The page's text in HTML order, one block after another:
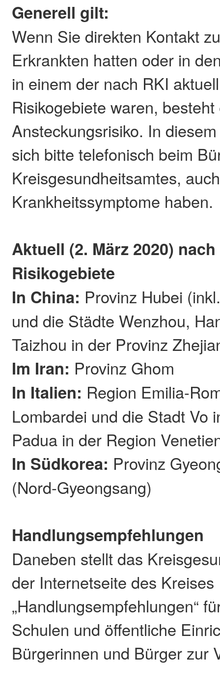
Generell gilt:
Wenn Sie direkten Kontakt
Erkrankten hatten oder in
in einem der nach RKI
Risikogebiete waren,
Ansteckungsrisiko. In
sich bitte telefonisch beim
Kreisgesundheitsamtes,
Krankheitssymptome haben.
Aktuell (2. März 2020)
Risikogebiete
In China: Provinz Hubei
und die Städte Wenzhou,
Taizhou in der Provinz
Im Iran: Provinz Ghom
In Italien: Region Emilia-
Lombardei und die Stadt Vo
Padua in der Region
In Südkorea: Provinz
(Nord-Gyeongsang)
Handlungsempfehlungen
Daneben stellt das
der Internetseite des Kreises
„Handlungsempfehlungen“
Schulen und öffentliche
Bürgerinnen und Bürger zur